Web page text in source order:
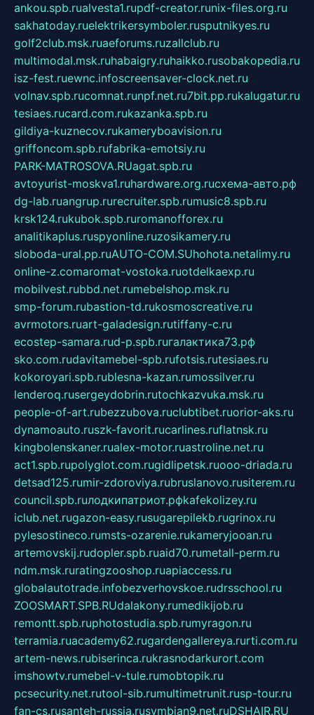
ankou.spb.rualvesta1.rupdf-creator.runix-files.org.ru
sakhatoday.ruelektrikersymboler.rusputnikyes.ru
golf2club.msk.ruaeforums.ruzallclub.ru
multimodal.msk.ruhabaigry.ruhaikko.rusobakopedia.ru
isz-fest.ruewnc.infoscreensaver-clock.net.ru
volnav.spb.rucomnat.runpf.net.ru7bit.pp.rukalugatur.ru
tesiaes.rucard.com.rukazanka.spb.ru
gildiya-kuznecov.rukameryboavision.ru
griffoncom.spb.rufabrika-emotsiy.ru
PARK-MATROSOVA.RUagat.spb.ru
avtoyurist-moskva1.ruhardware.org.ruсхема-авто.рф
dg-lab.ruangrup.rurecruiter.spb.rumusic8.spb.ru
krsk124.rukubok.spb.ruromanofforex.ru
analitikaplus.ruspyonline.ruzosikamery.ru
sloboda-ural.pp.ruAUTO-COM.SUhohota.netalimy.ru
online-z.comaromat-vostoka.ruotdelkaexp.ru
mobilvest.rubbd.net.rumebelshop.msk.ru
smp-forum.rubastion-td.rukosmoscreative.ru
avrmotors.ruart-galadesign.rutiffany-c.ru
ecostep-samara.rud-p.spb.ruгалактика73.рф
sko.com.rudavitamebel-spb.rufotsis.rutesiaes.ru
kokoroyari.spb.rublesna-kazan.rumossilver.ru
lenderoq.rusergeydobrin.rutochkazvuka.msk.ru
people-of-art.rubezzubova.ruclubtibet.ruorior-aks.ru
dynamoauto.ruszk-favorit.rucarlines.ruflatnsk.ru
kingbolenskaner.rualex-motor.ruastroline.net.ru
act1.spb.rupolyglot.com.rugidlipetsk.ruooo-driada.ru
detsad125.rumir-zdoroviya.rubruslanovo.rusiterem.ru
council.spb.ruлодкипатриот.рфkafekolizey.ru
iclub.net.rugazon-easy.rusugarepilekb.rugrinox.ru
pylesostineco.rumsts-ozarenie.rukameryjooan.ru
artemovskij.rudopler.spb.ruaid70.rumetall-perm.ru
ndm.msk.ruratingzooshop.ruapiaccess.ru
globalautotrade.infobezverhovskoe.rudrsschool.ru
ZOOSMART.SPB.RUdalakony.rumedikijob.ru
remontt.spb.ruphotostudia.spb.rumyragon.ru
terramia.ruacademy62.rugardengallereya.rurti.com.ru
artem-news.rubiserinca.rukrasnodarkurort.com
imshowtv.rumebel-v-tule.rumobtopik.ru
pcsecurity.net.rutool-sib.rumultimetrunit.rusp-tour.ru
fan-cs.rusanteh-russia.rusymbian9.net.ruDSHAIR.RU